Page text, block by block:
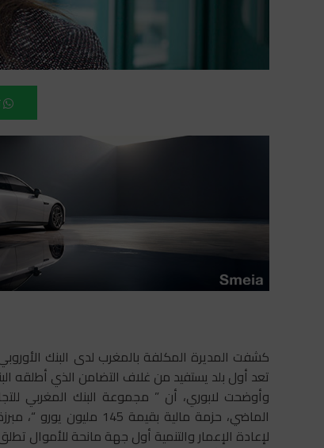
كشفت المديرة المكلفة بالمغرب لدى البنك
تعد أول بلد يستفيد من غلاف التضامن الذي أطلقه
وأوضحت لابوري، أن ” مجموعة البنك المغربي
الماضي، حزمة مالية
لإعادة الإعمار والتنمية أول جهة مانحة للأموال